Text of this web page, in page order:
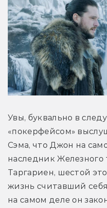
Увы, буквально в
«покерфейсом»
Сэма, что Джон на
наследник Железного
Таргариен, шестой
жизнь считавший
на самом деле он